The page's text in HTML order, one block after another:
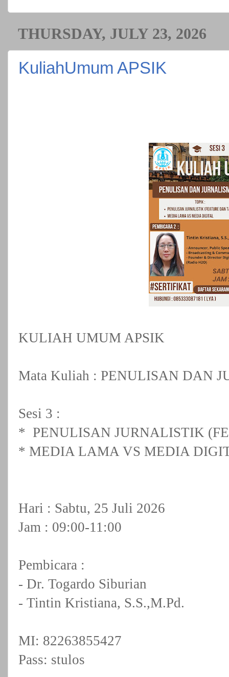
THURSDAY, JULY 23, 2026
KuliahUmum APSIK
KULIAH UMUM APSIK
Mata Kuliah : PENULISAN DAN
Sesi 3 :
* PENULISAN JURNALISTIK
* MEDIA LAMA VS MEDIA
Hari : Sabtu, 25 Juli 2026
Jam : 09:00-11:00
Pembicara :
- Dr. Togardo Siburian
- Tintin Kristiana, S.S.,M.Pd.
MI: 82263855427
Pass: stulos